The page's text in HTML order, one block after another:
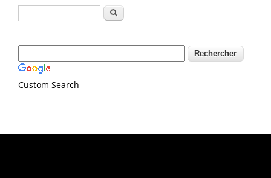
Formulaire de recherche
Rechercher
Custom Search